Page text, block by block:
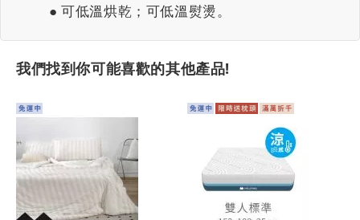
● 可低溫烘乾；可低溫熨燙。
我們找到你可能喜歡的其他產品!